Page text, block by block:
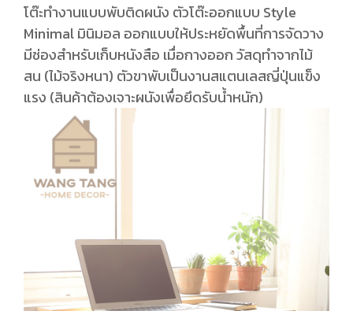
โต๊ะทำงานแบบพับติดผนัง ตัวโต๊ะออกแบบ Style
Minimal มินิมอล ออกแบบให้ประหยัดพื้นที่การจัดวาง
มีช่องสำหรับเก็บหนังสือ เมื่อกางออก วัสดุทำจากไม้
สน (ไม้จริงหนา) ตัวขาพับเป็นงานสแตนเลสญี่ปุ่นแข็ง
แรง (สินค้าต้องเจาะผนังเพื่อยึดรับน้ำหนัก)